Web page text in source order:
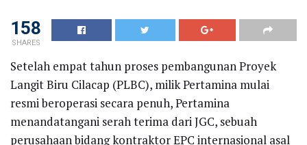
158
SHARES
Setelah empat tahun proses pembangunan Proyek
Langit Biru Cilacap (PLBC), milik Pertamina mulai
resmi beroperasi secara penuh, Pertamina
menandatangani serah terima dari JGC, sebuah
perusahaan bidang kontraktor EPC internasional asal